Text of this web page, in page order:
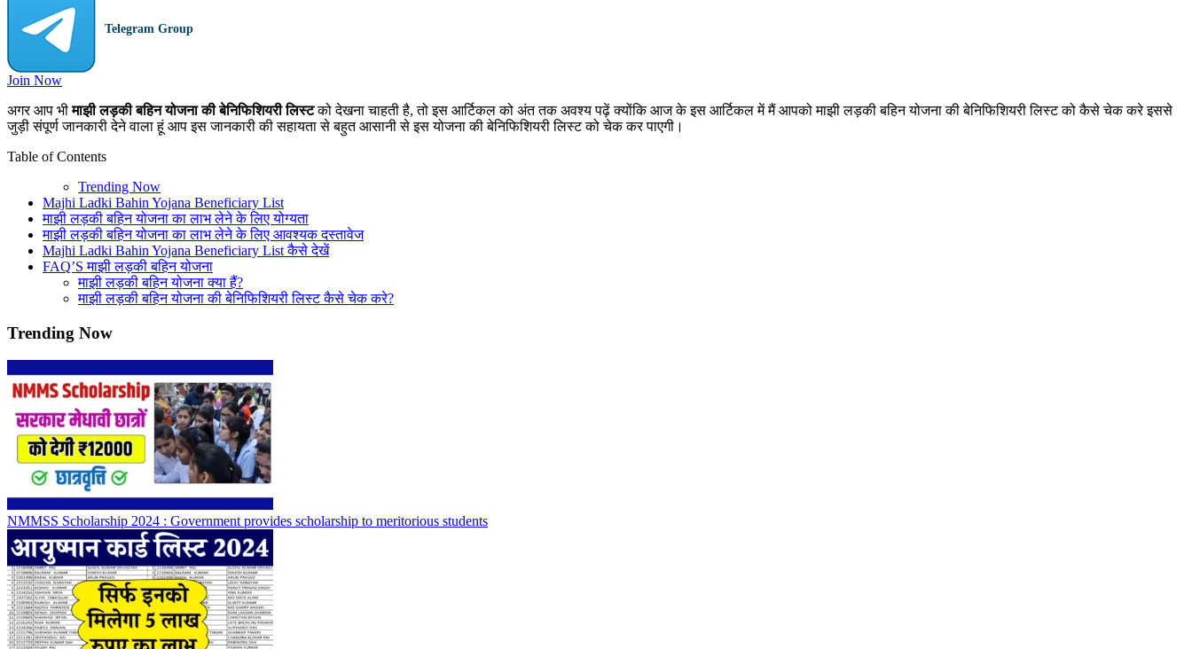
Telegram Group
Join Now
अगर आप भीमाझी लड़की बहिन योजना की बेनिफिशियरी लिस्टको देखना चाहती है, तो इस आर्टिकल को अंत तक अवश्य पढ़ें क्योंकि आज के इस आर्टिकल में मैं आपको माझी लड़की बहिन योजना की बेनिफिशियरी लिस्ट को कैसे चेक करे इससे
जुड़ी संपूर्ण जानकारी देने वाला हूं आप इस जानकारी की सहायता से बहुत आसानी से इस योजना की बेनिफिशियरी लिस्ट को चेक कर पाएगी।
Table of Contents
Trending Now
Majhi Ladki Bahin Yojana Beneficiary List
माझी लड़की बहिन योजना का लाभ लेने के लिए योग्यता
माझी लड़की बहिन योजना का लाभ लेने के लिए आवश्यक दस्तावेज
Majhi Ladki Bahin Yojana Beneficiary List कैसे देखें
FAQ’S माझी लड़की बहिन योजना
माझी लड़की बहिन योजना क्या हैं?
माझी लड़की बहिन योजना की बेनिफिशियरी लिस्ट कैसे चेक करे?
Trending Now
NMMSS Scholarship 2024 : Government provides scholarship to meritorious students